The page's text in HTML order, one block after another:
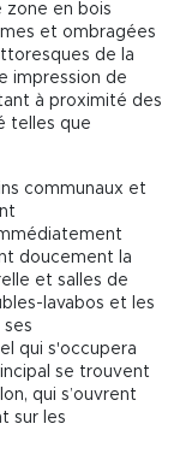
zone en bois
et ombragées
de la
impression de
à proximité des
telles que
communaux et
doucement la
et salles de
lavabos et les
qui s'occupera
se trouvent
qui s’ouvrent
sur les